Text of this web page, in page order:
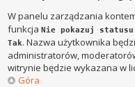
W panelu zarządzania
funkcjaNie pokazuj
Tak. Nazwa użytkownika
administratorów,
witrynie będzie wykazana w
Góra